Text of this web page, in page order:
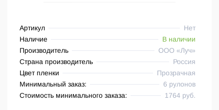
Артикул
Нет
Наличие
В наличии
Производитель
ООО «Луч»
Страна производитель
Россия
Цвет пленки
Прозрачная
Минимальный заказ:
6 рулонов
Стоимость минимального заказа:
1764 руб.